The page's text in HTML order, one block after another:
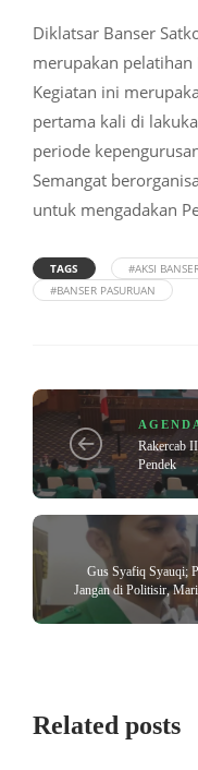
Diklatsar Banser
merupakan pelatihan
Kegiatan ini
pertama kali di
periode
Semangat
untuk mengadakan
TAGS #AKSI
#BANSER PASURUAN
Rakercab
Pendek
Gus Syafiq Syauqi;
Jangan di Politisir,
Related posts